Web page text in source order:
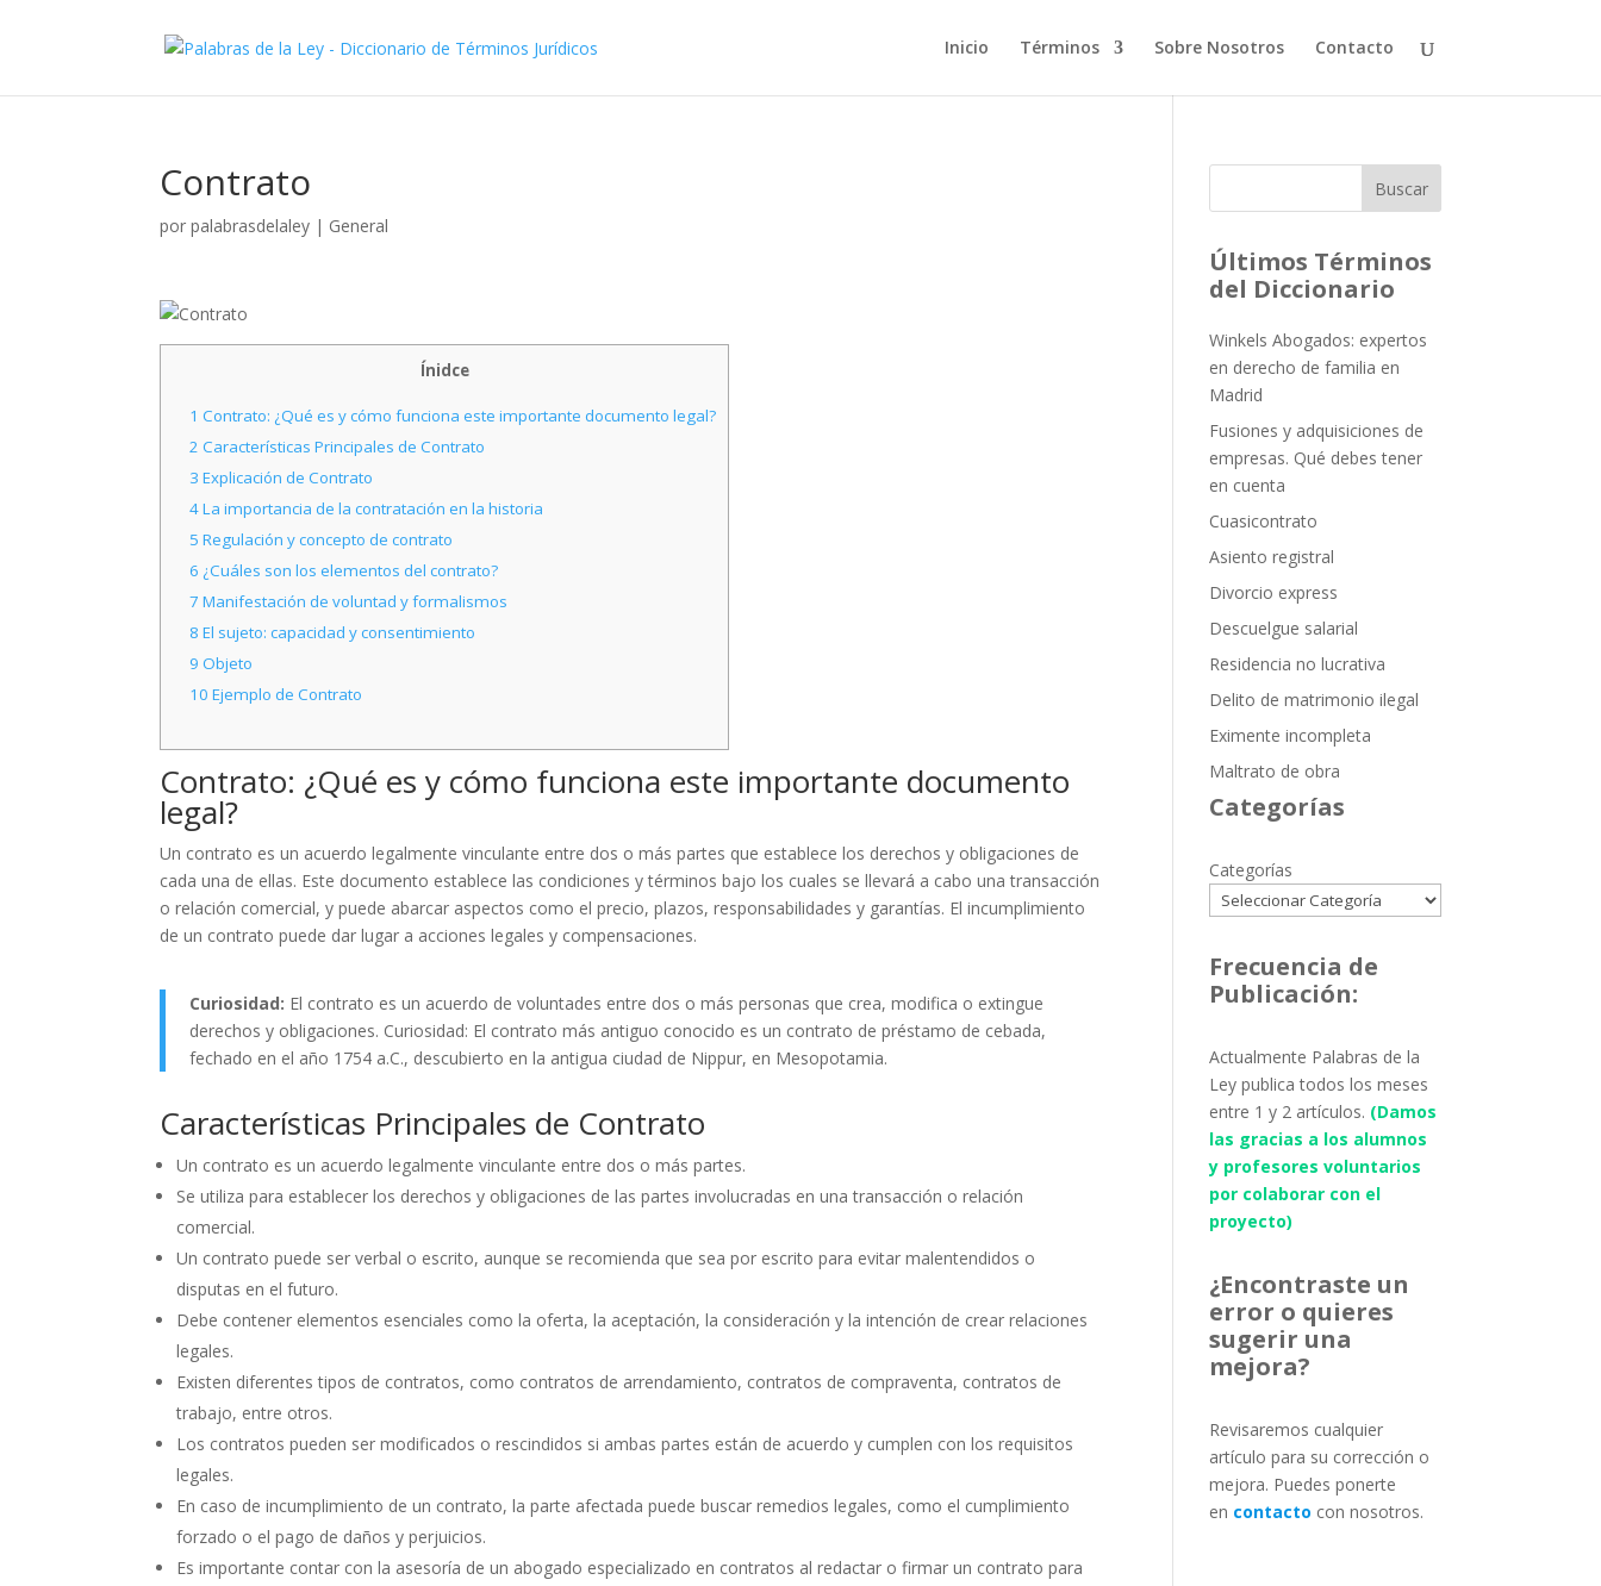
Inicio Términos Sobre Nosotros Contacto
Contrato
porpalabrasdelaley | General
Ínidce
1 Contrato: ¿Qué es y cómo funciona este importante documento legal?
2 Características Principales de Contrato
3 Explicación de Contrato
4La importancia de la contratación en la historia
5 Regulación y concepto de contrato
6 ¿Cuáles son los elementos del contrato?
7 Manifestación de voluntad y formalismos
8 El sujeto: capacidad y consentimiento
9 Objeto
10 Ejemplo de Contrato
Contrato: ¿Qué es y cómo funciona este importante documento
legal?
Un contrato es un acuerdo legalmente vinculante entre dos o más partes que establece los derechos y obligaciones de
cada una de ellas. Este documento establece las condiciones y términos bajo los cuales se llevará a cabo una transacción
o relación comercial, y puede abarcar aspectos como el precio, plazos, responsabilidades y garantías. El incumplimiento
de un contrato puede dar lugar a acciones legales y compensaciones.
Curiosidad: El contrato es un acuerdo de voluntades entre dos o más personas que crea, modifica o extingue
derechos y obligaciones. Curiosidad: El contrato más antiguo conocido es un contrato de préstamo de cebada,
fechado en el año 1754 a.C., descubierto en la antigua ciudad de Nippur, en Mesopotamia.
Características Principales de Contrato
Un contrato es un acuerdo legalmente vinculante entre dos o más partes.
Se utiliza para establecer los derechos y obligaciones de las partes involucradas en una transacción o relación
comercial.
Un contrato puede ser verbal o escrito, aunque se recomienda que sea por escrito para evitar malentendidos o
disputas en el futuro.
Debe contener elementos esenciales como la oferta, la aceptación, la consideración y la intención de crear relaciones
legales.
Existen diferentes tipos de contratos, como contratos de arrendamiento, contratos de compraventa, contratos de
trabajo, entre otros.
Los contratos pueden ser modificados o rescindidos si ambas partes están de acuerdo y cumplen con los requisitos
legales.
En caso de incumplimiento de un contrato, la parte afectada puede buscar remedios legales, como el cumplimiento
forzado o el pago de daños y perjuicios.
Es importante contar con la asesoría de un abogado especializado en contratos al redactar o firmar un contrato para
Buscar
Últimos Términos
del Diccionario
Winkels Abogados: expertos
en derecho de familia en
Madrid
Fusiones y adquisiciones de
empresas. Qué debes tener
en cuenta
Cuasicontrato
Asiento registral
Divorcio express
Descuelgue salarial
Residencia no lucrativa
Delito de matrimonio ilegal
Eximente incompleta
Maltrato de obra
Categorías
Categorías
Frecuencia de
Publicación:
Actualmente Palabras de la
Ley publica todos los meses
entre 1 y 2 artículos. (Damos
las gracias a los alumnos
y profesores voluntarios
por colaborar con el
proyecto)
¿Encontraste un
error o quieres
sugerir una
mejora?
Revisaremos cualquier
artículo para su corrección o
mejora. Puedes ponerte
en contacto con nosotros.